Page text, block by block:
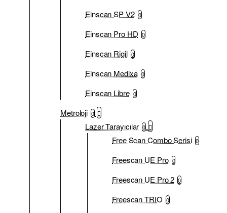
Einscan SP V2 0
Einscan Pro HD 0
Einscan Rigil 0
Einscan Medixa 0
Einscan Libre 0
Metroloji 0
Lazer Tarayıcılar 0
Free Scan Combo Serisi 0
Freescan UE Pro 0
Freescan UE Pro 2 0
Freescan TRIO 0